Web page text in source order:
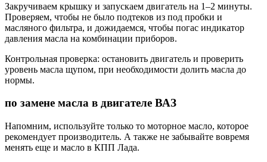
Закручиваем крышку и запускаем двигатель на 1–2 минуты.
Проверяем, чтобы не было подтеков из под пробки и
масляного фильтра, и дожидаемся, чтобы погас индикатор
давления масла на комбинации приборов.
Контрольная проверка: остановить двигатель и проверить
уровень масла щупом, при необходимости долить масла до
нормы.
по замене масла в двигателе ВАЗ
Напомним, используйте только то моторное масло, которое
рекомендует производитель. А также не забывайте вовремя
менять еще и масло в КПП Лада.